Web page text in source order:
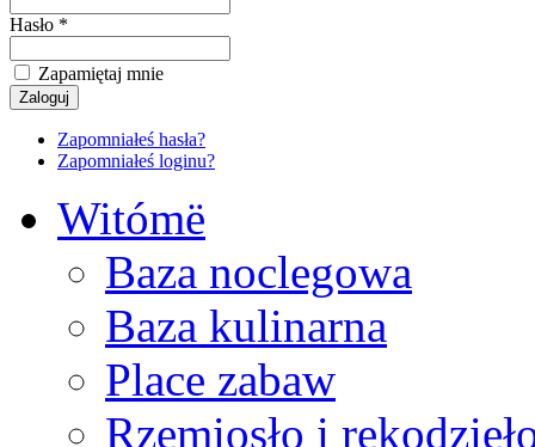
Hasło *
Zapamiętaj mnie
Zapomniałeś hasła?
Zapomniałeś loginu?
Witómë
Baza noclegowa
Baza kulinarna
Place zabaw
Rzemiosło i